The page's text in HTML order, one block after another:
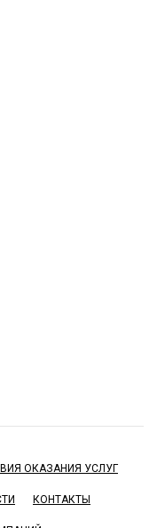
ОКАЗАНИЯ УСЛУГ
КОНТАКТЫ